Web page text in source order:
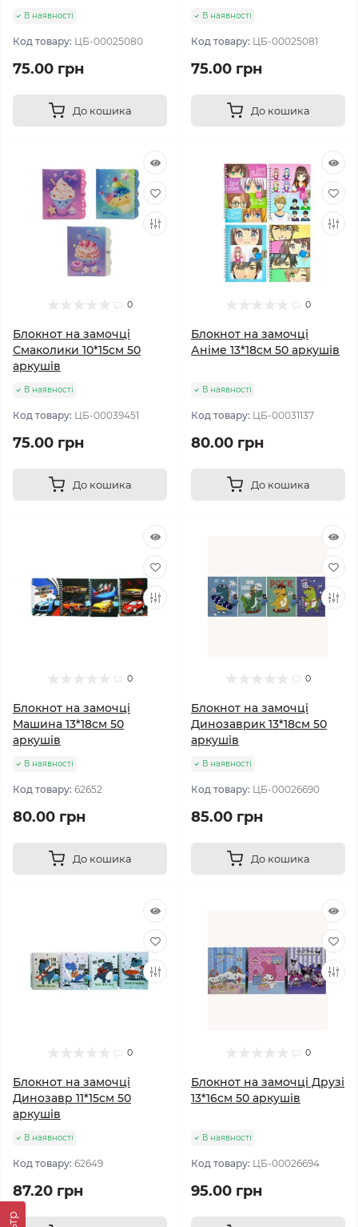
В наявності
Код товару: ЦБ-00025080
75.00 грн
До кошика
В наявності
Код товару: ЦБ-00025081
75.00 грн
До кошика
0
Блокнот на замочці
Смаколики 10*15см 50
аркушів
В наявності
Код товару: ЦБ-00039451
75.00 грн
До кошика
0
Блокнот на замочці
Аніме 13*18см 50 аркушів
В наявності
Код товару: ЦБ-00031137
80.00 грн
До кошика
0
Блокнот на замочці
Машина 13*18см 50
аркушів
В наявності
Код товару: 62652
80.00 грн
До кошика
0
Блокнот на замочці
Динозаврик 13*18см 50
аркушів
В наявності
Код товару: ЦБ-00026690
85.00 грн
До кошика
0
Блокнот на замочці
Динозавр 11*15см 50
аркушів
В наявності
Код товару: 62649
87.20 грн
0
Блокнот на замочці Друзі
13*16см 50 аркушів
В наявності
Код товару: ЦБ-00026694
95.00 грн